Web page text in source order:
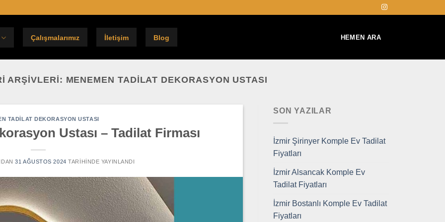
Çalışmalarımız İletişim Blog HEMEN ARA
ARŞIVLERI: MENEMEN TADILAT DEKORASYON USTASI
TADILAT DEKORASYON USTASI
Ustası – Tadilat Firması
31 AĞUSTOS 2024 TARIHINDE YAYINLANDI
SON YAZILAR
İzmir Şirinyer Komple Ev Tadilat
Fiyatları
İzmir Alsancak Komple Ev
Tadilat Fiyatları
İzmir Bostanlı Komple Ev Tadilat
Fiyatları